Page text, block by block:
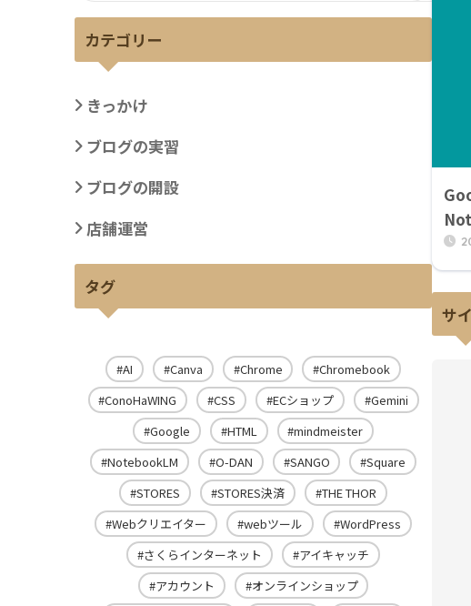
カテゴリー
きっかけ
ブログの実習
ブログの開設
店舗運営
タグ
AI Canva Chrome
Chromebook
ConoHaWING
CSS ECショップ
Gemini
Google
HTML
mindmeister
NotebookLM
O-DAN SANGO
Square
STORES
STORES決済
THE THOR
Webクリエイター
webツール
WordPress
さくらインターネット
アイキャッチ
アカウント
オンラインショップ
サ